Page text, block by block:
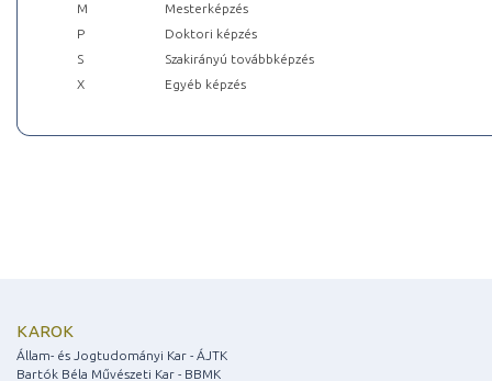
M
Mesterképzés
P
Doktori képzés
S
Szakirányú továbbképzés
X
Egyéb képzés
KAROK
Állam- és Jogtudományi Kar - ÁJTK
Bartók Béla Művészeti Kar - BBMK